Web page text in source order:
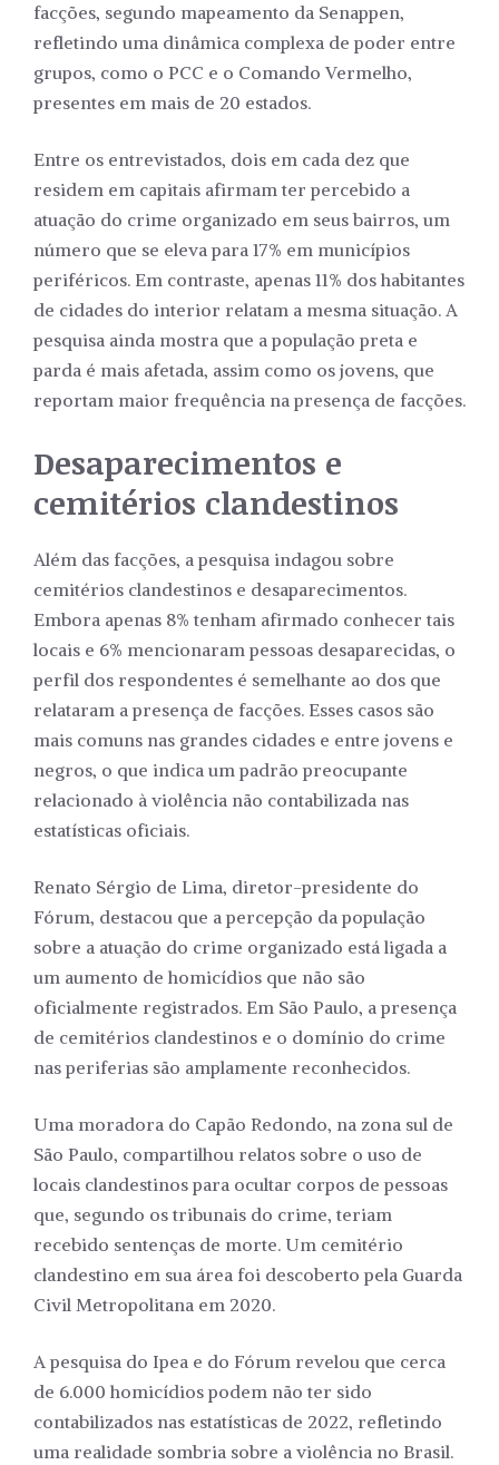
facções, segundo mapeamento da Senappen,
refletindo uma dinâmica complexa de poder entre
grupos, como o PCC e o Comando Vermelho,
presentes em mais de 20 estados.
Entre os entrevistados, dois em cada dez que
residem em capitais afirmam ter percebido a
atuação do crime organizado em seus bairros, um
número que se eleva para 17% em municípios
periféricos. Em contraste, apenas 11% dos habitantes
de cidades do interior relatam a mesma situação. A
pesquisa ainda mostra que a população preta e
parda é mais afetada, assim como os jovens, que
reportam maior frequência na presença de facções.
Desaparecimentos e
cemitérios clandestinos
Além das facções, a pesquisa indagou sobre
cemitérios clandestinos e desaparecimentos.
Embora apenas 8% tenham afirmado conhecer tais
locais e 6% mencionaram pessoas desaparecidas, o
perfil dos respondentes é semelhante ao dos que
relataram a presença de facções. Esses casos são
mais comuns nas grandes cidades e entre jovens e
negros, o que indica um padrão preocupante
relacionado à violência não contabilizada nas
estatísticas oficiais.
Renato Sérgio de Lima, diretor-presidente do
Fórum, destacou que a percepção da população
sobre a atuação do crime organizado está ligada a
um aumento de homicídios que não são
oficialmente registrados. Em São Paulo, a presença
de cemitérios clandestinos e o domínio do crime
nas periferias são amplamente reconhecidos.
Uma moradora do Capão Redondo, na zona sul de
São Paulo, compartilhou relatos sobre o uso de
locais clandestinos para ocultar corpos de pessoas
que, segundo os tribunais do crime, teriam
recebido sentenças de morte. Um cemitério
clandestino em sua área foi descoberto pela Guarda
Civil Metropolitana em 2020.
A pesquisa do Ipea e do Fórum revelou que cerca
de 6.000 homicídios podem não ter sido
contabilizados nas estatísticas de 2022, refletindo
uma realidade sombria sobre a violência no Brasil.